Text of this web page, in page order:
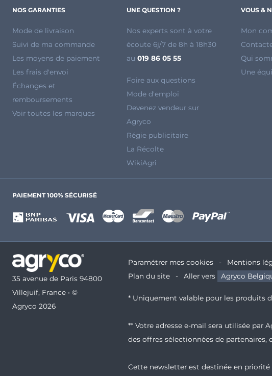
NOS GARANTIES
Mode de livraison
Suivi de ma commande
Les moyens de paiement
Les frais d'envoi
Échanges et
remboursements
Voir toutes les marques
UNE QUESTION ?
Nos experts sont à votre
écoute 6j/7 de 8h à 18h30
au 019 86 05 55
Foire aux questions
Mode d'emploi
Devenez vendeur sur
Agryco
Régie publicitaire
La Récolte
WikiAgri
VOUS &
Mon
Qui
Une
PAIEMENT 100% SÉCURISÉ
35 avenue de Paris 94800
Villejuif, France • ©
Agryco 2026
Paramétrer mes cookies Mentions
Plan du site
Aller vers Agryco
* Uniquement valable pour les produits
** Votre adresse e-mail sera utilisée par
des offres sélectionnées de partenaires,
Cette newsletter est destinée en